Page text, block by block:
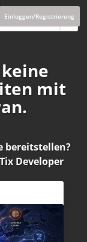
Einloggen/Registrierung
mit
bereitstellen?
Developer